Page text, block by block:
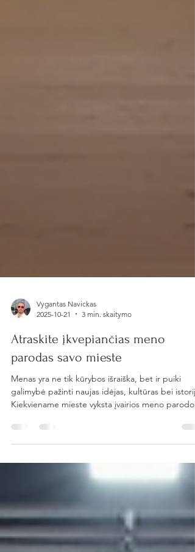
Vygantas Navickas
2025-10-21
3 min. skaitymo
Atraskite įkvepiančias meno
parodas savo mieste
Menas yra ne tik kūrybos išraiška, bet ir puiki
Kiekviename mieste vyksta įvairios meno parodos,
kurios kviečia susipažinti su talentingais
menininkais ir jų darbais. Šiame straipsnyje
aptarsime, kaip atrasti geriausios meno parodos,
laisvalaikį. Kaip rasti geriausios meno parodos
mieste Ieškant meno parodų, svarbu žinoti, kur
ieškoti informacijos. Štai kelet